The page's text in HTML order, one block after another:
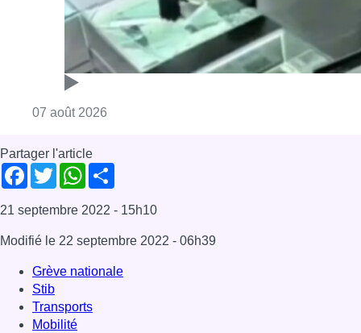
07 août 2026
Partager l'article
Facebook
TwitterWhatsApp
21 septembre 2022 - 15h10
Modifié le 22 septembre 2022 - 06h39
Grève nationale
Stib
Transports
Mobilité